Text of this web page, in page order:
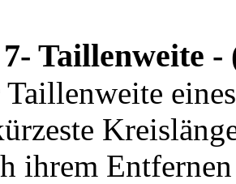
Taillenweite -
ihrem